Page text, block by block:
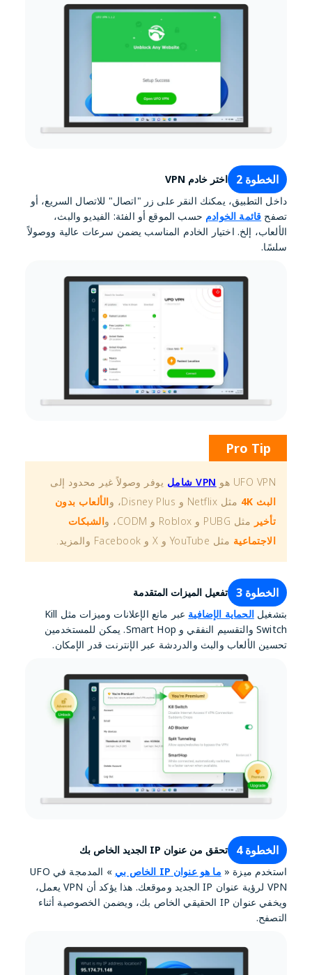
الخطوة 2
اختر خادم VPN
داخل التطبيق، يمكنك النقر على زر "اتصال" للاتصال السريع، أو
تصفح قائمة الخوادم حسب الموقع أو الفئة: الفيديو والبث،
الألعاب، إلخ. اختيار الخادم المناسب يضمن سرعات عالية ووصولاً
سلسًا.
Pro Tip
UFO VPN هو VPN شامل
يوفر وصولاً غير محدود إلى
البث 4K
مثل Netflix و Disney Plus، و
الألعاب بدون
تأخير مثل PUBG و Roblox و CODM، و
الشبكات
الاجتماعية مثل YouTube و X و Facebook والمزيد.
الخطوة 3
تفعيل الميزات المتقدمة
بتشغيلالحماية الإضافية
عبر مانع الإعلانات وميزات مثل Kill
Switch والتقسيم النفقي و Smart Hop. يمكن للمستخدمين
تحسين الألعاب والبث والدردشة عبر الإنترنت قدر الإمكان.
الخطوة 4
تحقق من عنوان IP الجديد الخاص بك
استخدم ميزة « ما هو عنوان IP الخاص بي
» المدمجة في UFO
VPN لرؤية عنوان IP الجديد وموقعك. هذا يؤكد أن VPN يعمل،
ويخفي عنوان IP الحقيقي الخاص بك، ويضمن الخصوصية أثناء
التصفح.